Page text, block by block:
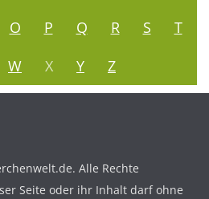
O P Q R S
T
W X Y Z
Alle Rechte
Seite oder ihr Inhalt darf ohne